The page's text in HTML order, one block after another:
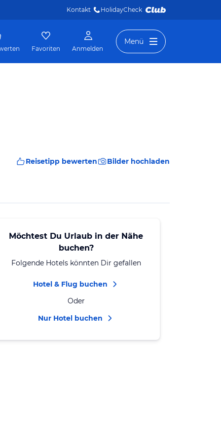
Kontakt HolidayCheck
Favoriten Anmelden
Menü
Reisetipp bewerten Bilder hochladen
Möchtest Du Urlaub in der Nähe
buchen?
Folgende Hotels könnten Dir gefallen
Hotel & Flug buchen
Oder
Nur Hotel buchen